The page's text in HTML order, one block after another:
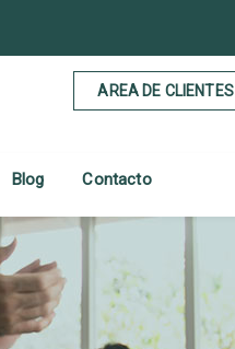
AREA DE CLIENTES
Blog Contacto